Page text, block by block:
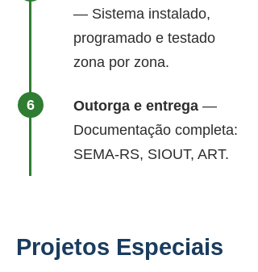
— Sistema instalado,
programado e testado
zona por zona.
Outorga e entrega —
Documentação completa:
SEMA-RS, SIOUT, ART.
Projetos Especiais